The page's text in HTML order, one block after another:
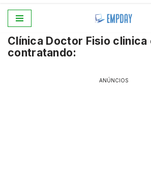
para
o
Clínica Doctor Fisio clinica
contratando:
ANÚNCIOS